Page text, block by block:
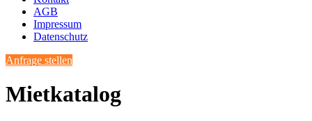
AGB
Impressum
Datenschutz
Anfrage stellen
Mietkatalog